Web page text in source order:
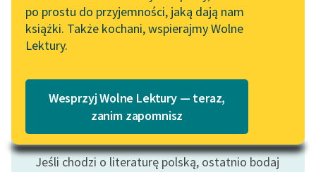
102. lata temu zmarł
Joseph Conrad
Lektury szkolne i klasyka
literatury do słuchania dla
uczennic i uczniów z
niepełnosprawnościami
Przypisy
Katalog w formacie PDF
po prostu do przyjemności, jaką dają nam
książki. Także kochani, wspierajmy Wolne
Lektury.
Wesprzyj Wolne Lektury — teraz,
zanim zapomnisz
powstania po...
Motyw: Obywatel
Jeśli chodzi o literaturę polską, ostatnio bodaj